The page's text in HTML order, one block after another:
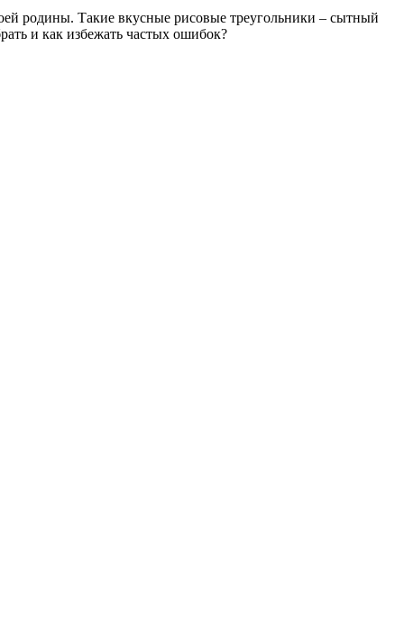
родины. Такие вкусные рисовые треугольники – сытный
и как избежать частых ошибок?